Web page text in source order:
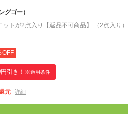
グゴー）
トが2点入り【返品不可商品】 （2点入り）
円引き！ ※適用条件
元 詳細